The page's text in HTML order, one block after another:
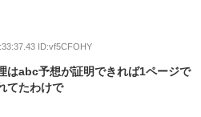
ID:vf5CFOHY
はabc予想が証明できれば1ページで
てたわけで